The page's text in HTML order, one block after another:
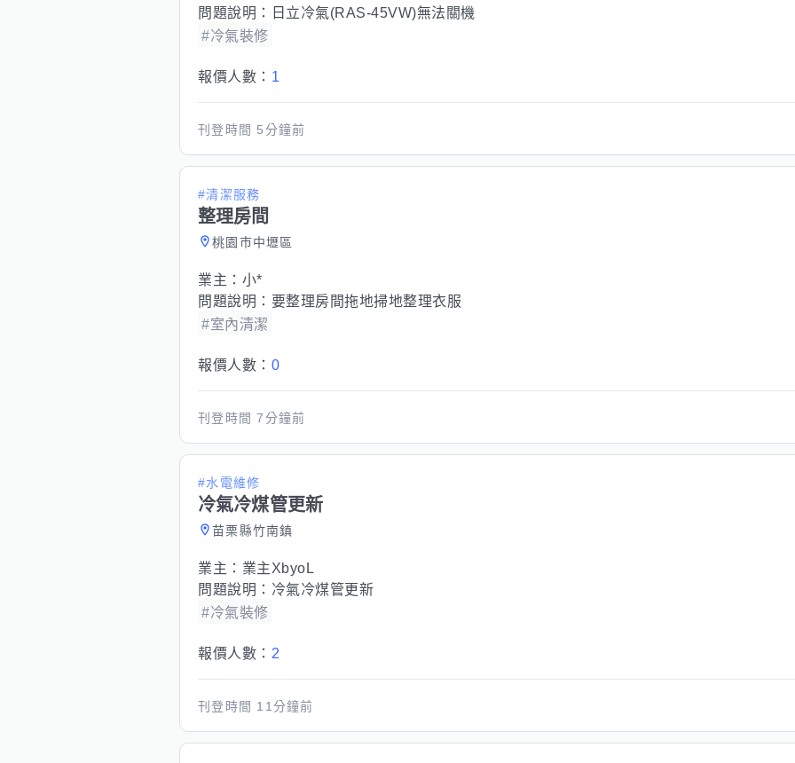
問題說明：
日立冷氣(RAS-45VW)無法關機
#冷氣裝修
報價人數： 1
刊登時間 5分鐘前
#清潔服務
整理房間
桃園市中壢區
業主： 小*
問題說明： 要整理房間拖地掃地整理衣服
#室內清潔
報價人數： 0
刊登時間7分鐘前
#水電維修
冷氣冷煤管更新
苗栗縣竹南鎮
業主： 業主XbyoL
問題說明： 冷氣冷煤管更新
#冷氣裝修
報價人數： 2
刊登時間 11分鐘前